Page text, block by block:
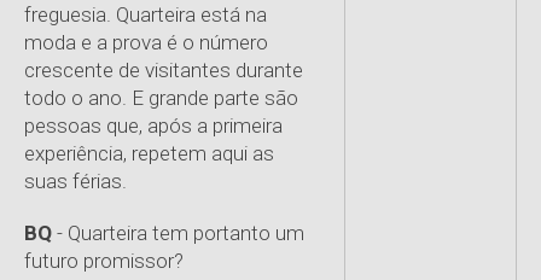
freguesia. Quarteira está na
moda e a prova é o número
crescente de visitantes durante
todo o ano. E grande parte são
pessoas que, após a primeira
experiência, repetem aqui as
suas férias.
BQ - Quarteira tem portanto um
futuro promissor?